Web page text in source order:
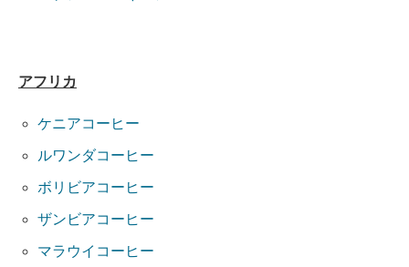
アフリカ
ケニアコーヒー
ルワンダコーヒー
ボリビアコーヒー
ザンビアコーヒー
マラウイコーヒー